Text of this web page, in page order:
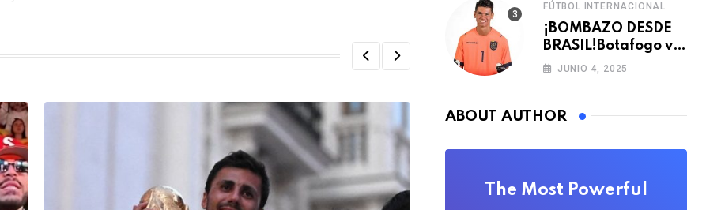
FÚTBOL INTERNACIONAL
¡BOMBAZO DESDE
BRASIL!Botafogo va
con TODO por el
JUNIO 4, 2025
ABOUT AUTHOR
The Most Powerful